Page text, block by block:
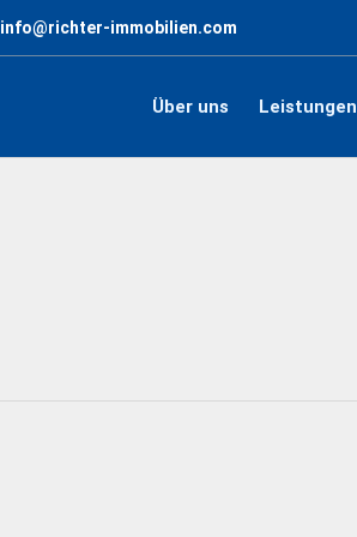
info@richter-immobilien.com
Über uns Leistungen